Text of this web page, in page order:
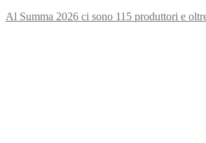
Al Summa 2026 ci sono 115 produttori e